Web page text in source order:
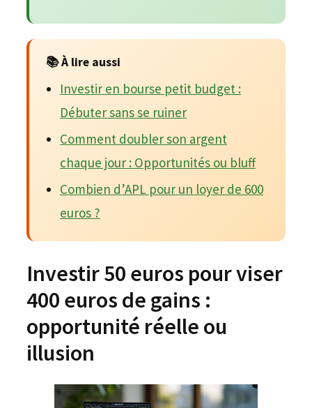
📚 À lire aussi
Investir en bourse petit budget :
Débuter sans se ruiner
Comment doubler son argent
chaque jour : Opportunités ou bluff
Combien d’APL pour un loyer de 600
euros ?
Investir 50 euros pour viser
400 euros de gains :
opportunité réelle ou
illusion